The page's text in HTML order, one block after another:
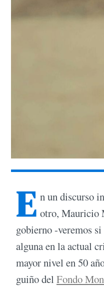
E n un discurso
otro, Mauricio
gobierno -veremos
alguna en la actual
mayor nivel en 50
guiño del Fondo